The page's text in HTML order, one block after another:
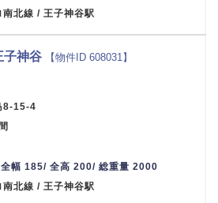
南北線 / 王子神谷駅
子神谷 【物件ID 608031】
8-15-4
幅 185/ 全高 200/ 総重量 2000
南北線 / 王子神谷駅